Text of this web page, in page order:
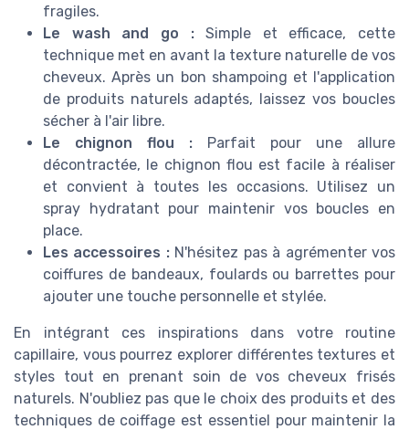
fragiles.
Le wash and go :Simple et efficace, cette
technique met en avant la texture naturelle de vos
cheveux. Après un bon shampoing et l'application
de produits naturels adaptés, laissez vos boucles
sécher à l'air libre.
Le chignon flou : Parfait pour une allure
décontractée, le chignon flou est facile à réaliser
et convient à toutes les occasions. Utilisez un
spray hydratant pour maintenir vos boucles en
place.
Les accessoires :N'hésitez pas à agrémenter vos
coiffures de bandeaux, foulards ou barrettes pour
ajouter une touche personnelle et stylée.
En intégrant ces inspirations dans votre routine
capillaire, vous pourrez explorer différentes textures et
styles tout en prenant soin de vos cheveux frisés
naturels. N'oubliez pas que le choix des produits et des
techniques de coiffage est essentiel pour maintenir la